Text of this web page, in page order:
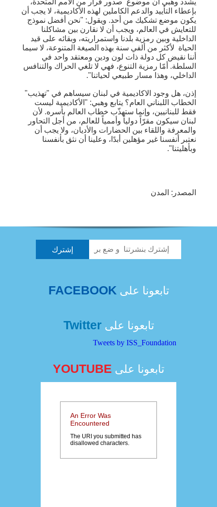
يشدد وهبي أن موضوع صدور قرار من الأمم المتحدة،
بإعطاء التأييد والدعم الكاملين لهذه الأكاديمية، لا يجب أن
يكون موضع تشكيك من أحد. ويقول: "نحن أفضل نموذج
للتعايش في العالم، ويجب أن لا نقارن بين مشاكلنا
الداخلية وبين رمزية بلدنا واستمراريته، وبقائه على قيد
الحياة لأكثر من ألفي سنة بهذه الصيغة المتنوعة، لا سيما
أننا نقيض كل دولة ذات لون ودين ومعتقد واحد في
السلطة. أمّا رمزية التنوع، فهي لا تلغي الحراك والتنافس
الداخلي، وهذا مسار طبيعي لحياتنا".
إذن، هل وجود الاكاديمية في لبنان سيساهم في "تهذيب"
الخطاب اللبناني العام؟ يتابع وهبي: "الأكاديمية ليست
فقط للبنانيين، وإنما ستهذّب خطاب العالم بأسره. لأن
لبنان سيكون مقرّاً دولياً وأممياً للعالم، من أجل التحاور
والمعرفة واللقاء بين الحضارات والأديان، ولا يجب أن
نعتبر أنفسنا غير مؤهلين أبدًا، وعلينا أن نثق بأنفسنا
وبأهليتنا".
المصدر: المدن
تابعونا علىFACEBOOK
تابعونا علىTwitter
Tweets by ISS_Foundation
تابعونا على YOUTUBE